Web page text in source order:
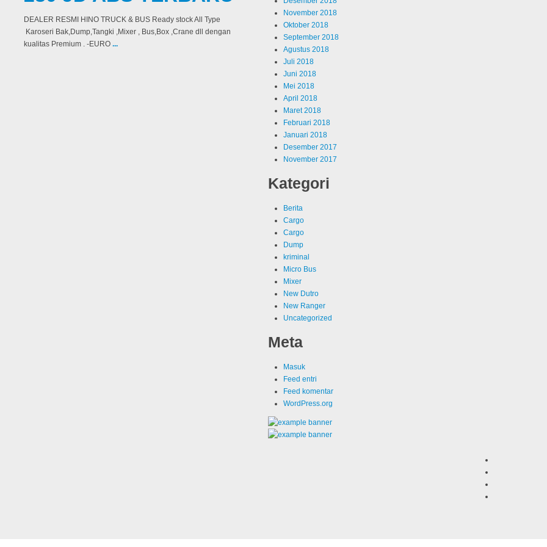
DEALER RESMI HINO TRUCK & BUS Ready stock All Type
Karoseri Bak,Dump,Tangki ,Mixer , Bus,Box ,Crane dll dengan
kualitas Premium . -EURO ...
November 2018
Oktober 2018
September 2018
Agustus 2018
Juli 2018
Juni 2018
Mei 2018
April 2018
Maret 2018
Februari 2018
Januari 2018
Desember 2017
November 2017
Kategori
Berita
Cargo
Cargo
Dump
kriminal
Micro Bus
Mixer
New Dutro
New Ranger
Uncategorized
Meta
Masuk
Feed entri
Feed komentar
WordPress.org